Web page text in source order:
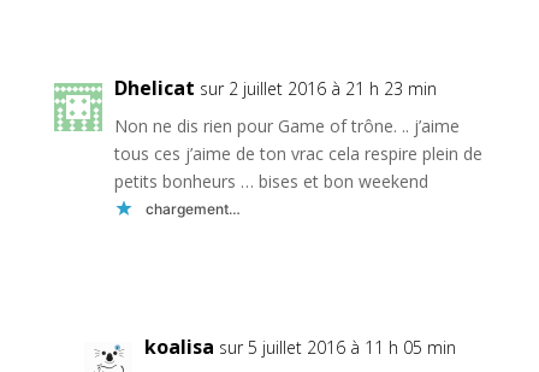
Dhelicat sur 2 juillet 2016 à 21 h 23 min
Non ne dis rien pour Game of trône. .. j’aime
tous ces j’aime de ton vrac cela respire plein de
petits bonheurs … bises et bon weekend
chargement…
koalisa sur 5 juillet 2016 à 11 h 05 min